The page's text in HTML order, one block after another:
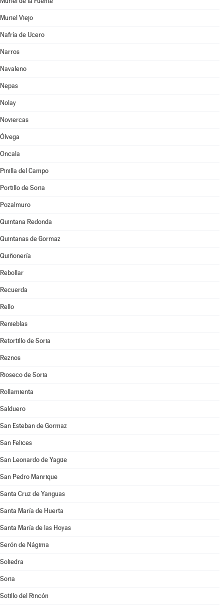
Muriel Viejo
Nafría de Ucero
Narros
Navaleno
Nepas
Nolay
Noviercas
Ólvega
Oncala
Pinilla del Campo
Portillo de Soria
Pozalmuro
Quintana Redonda
Quintanas de Gormaz
Quiñonería
Rebollar
Recuerda
Rello
Renieblas
Retortillo de Soria
Reznos
Rioseco de Soria
Rollamienta
Salduero
San Esteban de Gormaz
San Felices
San Leonardo de Yagüe
San Pedro Manrique
Santa Cruz de Yanguas
Santa María de Huerta
Santa María de las Hoyas
Serón de Nágima
Soliedra
Soria
Sotillo del Rincón